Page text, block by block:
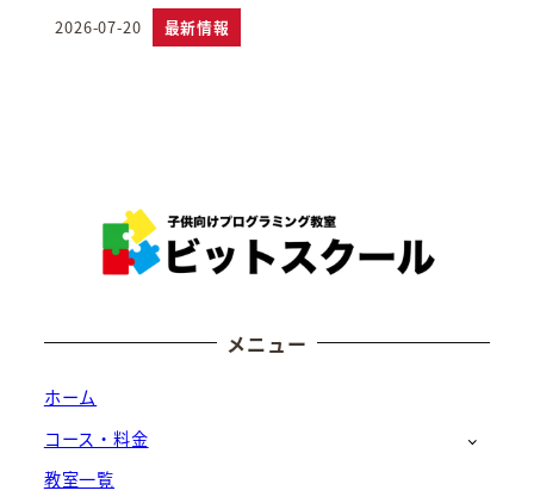
投稿日
2026-07-20 最新情報
メニュー
ホーム
コース・料金
教室一覧